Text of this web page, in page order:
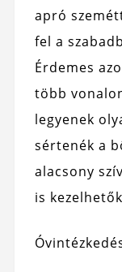
apró
fel a
Érdemes
több
legyenek
sértenék a
alacsony
is